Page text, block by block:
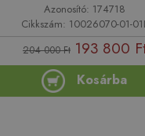
Azonosító: 174718
Cikkszám: 10026070-01-
204 000 Ft 193 800
Kosárba